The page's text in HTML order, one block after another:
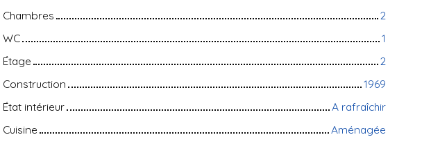
Chambres
2
WC
1
Étage
2
Construction
1969
État intérieur
A rafraîchir
Cuisine
Aménagée